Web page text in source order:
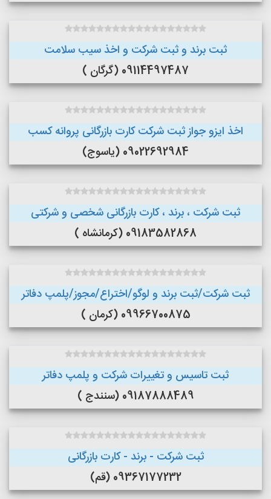
ثبت برند و ثبت شرکت و اخذ سیب سلامت
09114497487 (گرگان )
اخذ ایزو جواز ثبت شرکت کارت بازرگانی پروانه کسب
09022692984 (یاسوج)
ثبت شرکت ، برند ، کارت بازرگانی شخصی و شرکتی
09183582868 (کرمانشاه )
ثبت شرکت/ثبت برند و لوگو/اختراع/مجوز/پلمپ دفاتر
09966700875 (کرمان )
ثبت تاسیس و تغییرات شرکت و پلمپ دفاتر
09187888489 (سنندج )
ثبت شرکت - برند - کارت بازرگانی
09367177232 (قم)